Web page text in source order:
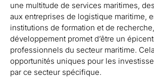
une multitude de services maritimes,
aux entreprises de logistique maritime,
institutions de formation et de
développement promet d’être un
professionnels du secteur maritime.
opportunités uniques pour les
par ce secteur spécifique.